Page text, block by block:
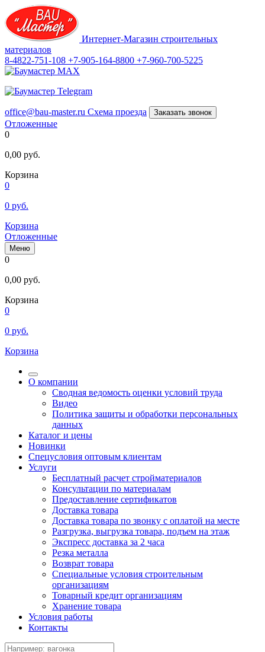
Интернет-Магазин строительных
материалов
8-4822-751-108 +7-905-164-8800 +7-960-700-5225
office@bau-master.ru Схема проезда Заказать звонок
Отложенные
0
0,00 руб.
Корзина
0
0 руб.
Корзина
Отложенные
Меню
0
0,00 руб.
Корзина
0
0 руб.
Корзина
О компании
Сводная ведомость оценки условий труда
Видео
Политика защиты и обработки персональных
данных
Каталог и цены
Новинки
Спецусловия оптовым клиентам
Услуги
Бесплатный расчет стройматериалов
Консультации по материалам
Предоставление сертификатов
Доставка товара
Доставка товара по звонку с оплатой на месте
Разгрузка, выгрузка товара, подъем на этаж
Экспресс доставка за 2 часа
Резка металла
Возврат товара
Специальные условия строительным
организациям
Товарный кредит организациям
Хранение товара
Условия работы
Контакты